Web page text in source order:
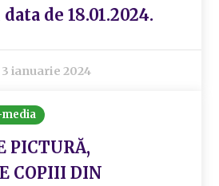
de 18.01.2024.
3 ianuarie 2024
PICTURĂ,
COPIII DIN